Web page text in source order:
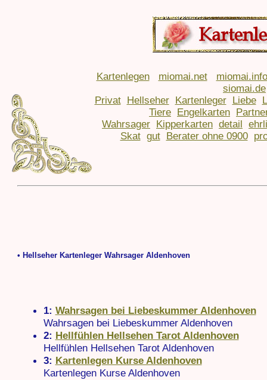
Kartenlegen miomai.net
miomai.info
siomai.de
Privat
Hellseher Kartenleger Liebe
Tiere
Engelkarten
Wahrsager
Kipperkarten detail
Skat gut Berater ohne 0900
• Hellseher Kartenleger Wahrsager Aldenhoven
1: Wahrsagen bei Liebeskummer Aldenhoven
Wahrsagen bei Liebeskummer Aldenhoven
2: Hellfühlen Hellsehen Tarot Aldenhoven
Hellfühlen Hellsehen Tarot Aldenhoven
3: Kartenlegen Kurse Aldenhoven
Kartenlegen Kurse Aldenhoven